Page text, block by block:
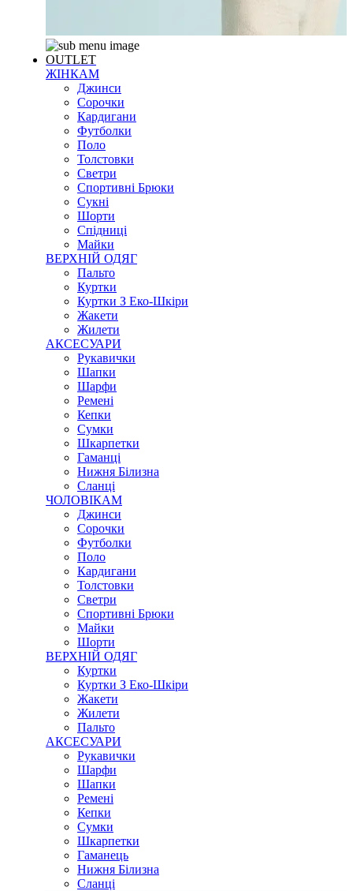
OUTLET
ЖІНКАМ
Джинси
Сорочки
Кардигани
Футболки
Поло
Толстовки
Светри
Спортивні Брюки
Сукні
Шорти
Спідниці
Майки
ВЕРХНІЙ ОДЯГ
Пальто
Куртки
Куртки З Еко-Шкіри
Жакети
Жилети
АКСЕСУАРИ
Рукавички
Шапки
Шарфи
Ремені
Кепки
Сумки
Шкарпетки
Гаманці
Нижня Білизна
Сланці
ЧОЛОВІКАМ
Джинси
Сорочки
Футболки
Поло
Кардигани
Толстовки
Светри
Спортивні Брюки
Майки
Шорти
ВЕРХНІЙ ОДЯГ
Куртки
Куртки З Еко-Шкіри
Жакети
Жилети
Пальто
АКСЕСУАРИ
Рукавички
Шарфи
Шапки
Ремені
Кепки
Сумки
Шкарпетки
Гаманець
Нижня Білизна
Сланці